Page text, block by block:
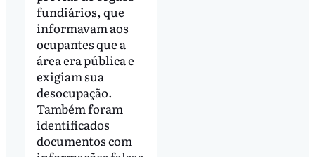
fundiários, que
informavam aos
ocupantes que a
área era pública e
exigiam sua
desocupação.
Também foram
identificados
documentos com